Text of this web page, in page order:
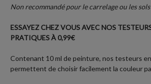
Non recommandé pour le carrelage ou les
ESSAYEZ CHEZ VOUS AVEC NOS
PRATIQUES À 0,99€
Contenant 10 ml de peinture, nos testeurs
permettent de choisir facilement la couleur